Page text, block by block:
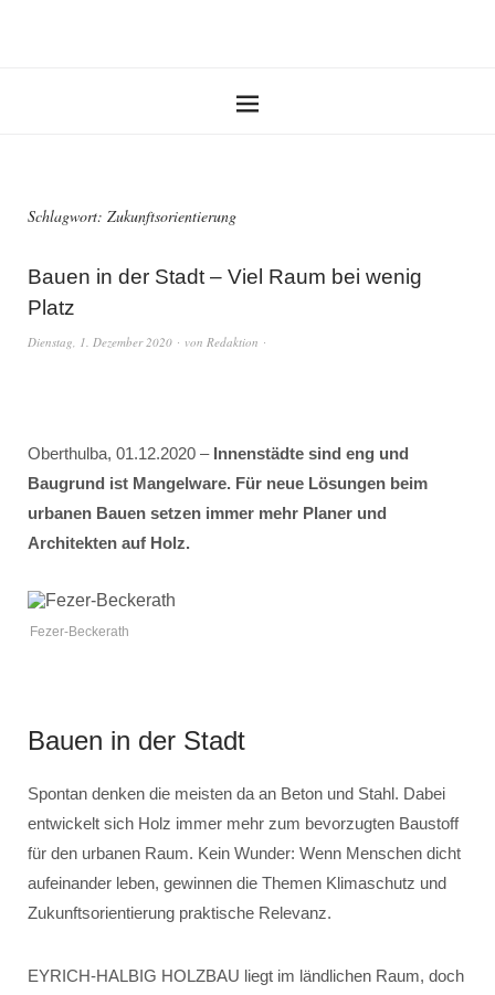
Schlagwort: Zukunftsorientierung
Bauen in der Stadt – Viel Raum bei wenig
Platz
Dienstag, 1. Dezember 2020 von Redaktion
Oberthulba, 01.12.2020 –Innenstädte sind eng und
Baugrund ist Mangelware. Für neue Lösungen beim
urbanen Bauen setzen immer mehr Planer und
Architekten auf Holz.
Fezer-Beckerath
Bauen in der Stadt
Spontan denken die meisten da an Beton und Stahl. Dabei
entwickelt sich Holz immer mehr zum bevorzugten Baustoff
für den urbanen Raum. Kein Wunder: Wenn Menschen dicht
aufeinander leben, gewinnen die Themen Klimaschutz und
Zukunftsorientierung praktische Relevanz.
EYRICH-HALBIG HOLZBAU liegt im ländlichen Raum, doch